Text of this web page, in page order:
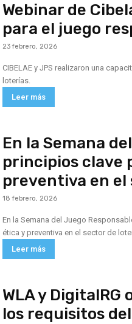
Webinar de
para el juego
23 febrero, 2026
CIBELAE y JPS realizaron una
loterías.
Leer más
En la Semana
principios clave
preventiva en el
18 febrero, 2026
En la Semana del Juego
ética y preventiva en el sector de
Leer más
WLA y
los requisitos